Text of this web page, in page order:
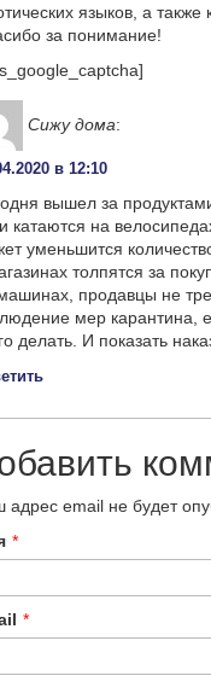
языков, а
за понимание!
Сижу дома:
в 12:10
вышел за
катаются на
уменьшится
толпятся за
продавцы не
мер карантина,
делать. И показать
адрес email не будет
*
*